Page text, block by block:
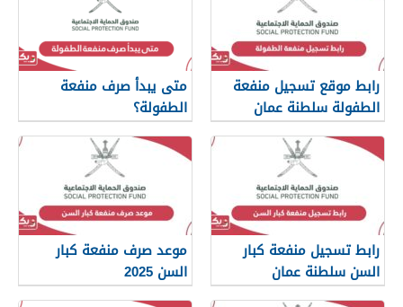
رابط موقع تسجيل منفعة
الطفولة سلطنة عمان
spf.gov.om
متى يبدأ صرف منفعة
الطفولة؟
رابط تسجيل منفعة كبار
السن سلطنة عمان
spf.gov.om
موعد صرف منفعة كبار
السن 2025